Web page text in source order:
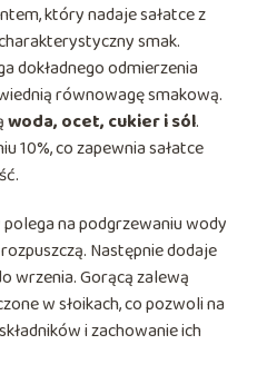
który nadaje sałatce z
smak.
dokładnego odmierzenia
równowagę smakową.
woda, ocet, cukier i sól.
10%, co zapewnia sałatce
na podgrzewaniu wody
Następnie dodaje
wrzenia. Gorącą zalewą
w słoikach, co pozwoli na
i zachowanie ich